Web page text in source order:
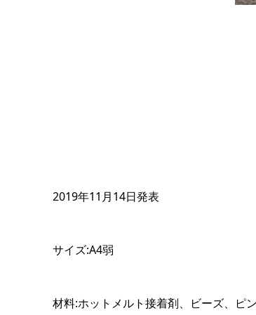
2019年11月14日発表
サイズ:A4弱
材料:ホットメルト接着剤、ビーズ、ピ